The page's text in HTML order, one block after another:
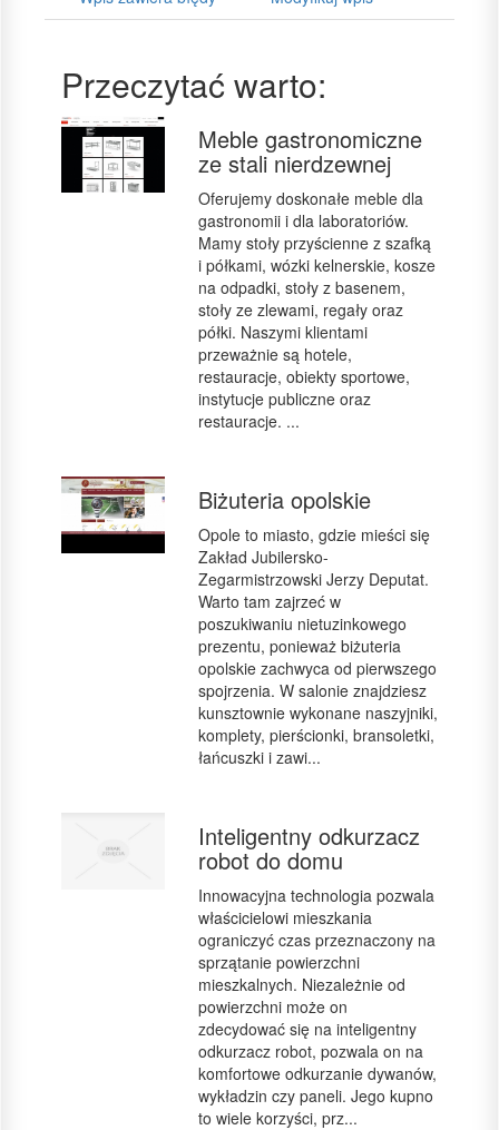
Przeczytać warto:
Meble gastronomiczne
ze stali nierdzewnej
Oferujemy doskonałe meble dla
gastronomii i dla laboratoriów.
Mamy stoły przyścienne z szafką
i półkami, wózki kelnerskie, kosze
na odpadki, stoły z basenem,
stoły ze zlewami, regały oraz
półki. Naszymi klientami
przeważnie są hotele,
restauracje, obiekty sportowe,
instytucje publiczne oraz
restauracje. ...
Biżuteria opolskie
Opole to miasto, gdzie mieści się
Zakład Jubilersko-
Zegarmistrzowski Jerzy Deputat.
Warto tam zajrzeć w
poszukiwaniu nietuzinkowego
prezentu, ponieważ biżuteria
opolskie zachwyca od pierwszego
spojrzenia. W salonie znajdziesz
kunsztownie wykonane naszyjniki,
komplety, pierścionki, bransoletki,
łańcuszki i zawi...
Inteligentny odkurzacz
robot do domu
Innowacyjna technologia pozwala
właścicielowi mieszkania
ograniczyć czas przeznaczony na
sprzątanie powierzchni
mieszkalnych. Niezależnie od
powierzchni może on
zdecydować się na inteligentny
odkurzacz robot, pozwala on na
komfortowe odkurzanie dywanów,
wykładzin czy paneli. Jego kupno
to wiele korzyści, prz...